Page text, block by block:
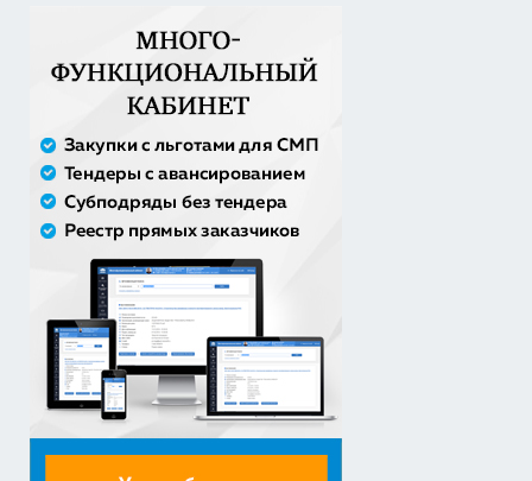
Закупка путевок в детские специализированные
(профильные) ла...
30% аванс;
Оказание услуги по ремонту и техническому
обслуживанию летат...
979 492,71 руб. - сумма сделки
50% аванс;